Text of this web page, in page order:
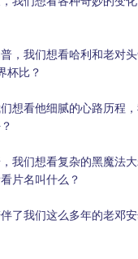
我们想看哈利和老对头
杯比？
看他细腻的心路历程，
们想看复杂的黑魔法大
片名叫什么？
我们这么多年的老邓安